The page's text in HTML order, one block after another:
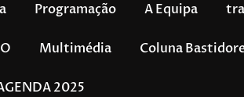
Programação A Equipa
Multimédia Coluna
2025